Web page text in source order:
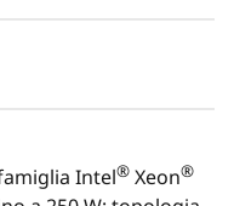
Intel® Xeon®